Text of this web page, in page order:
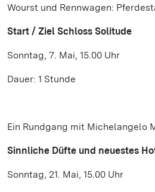
Wourst und Rennwagen:
Start / Ziel Schloss Solitude
Sonntag, 7. Mai, 15.00 Uhr
Dauer: 1 Stunde
Ein Rundgang mit Michelangelo
Sinnliche Düfte und neuestes
Sonntag, 21. Mai, 15.00 Uhr